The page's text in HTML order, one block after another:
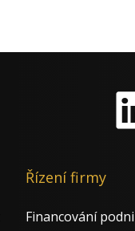
Řízení firmy
Financování